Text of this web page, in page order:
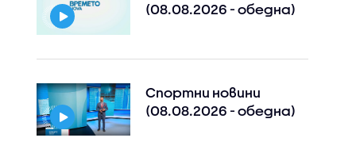
(08.08.2026 - обедна)
Спортни новини
(08.08.2026 - обедна)